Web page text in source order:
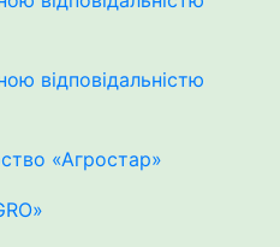
відповідальністю
«Агростар»